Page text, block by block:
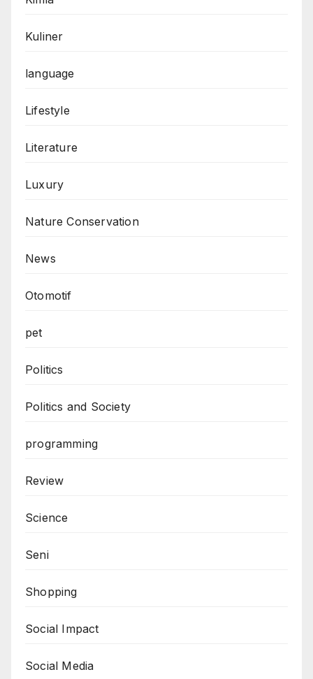
Kuliner
language
Lifestyle
Literature
Luxury
Nature Conservation
News
Otomotif
pet
Politics
Politics and Society
programming
Review
Science
Seni
Shopping
Social Impact
Social Media